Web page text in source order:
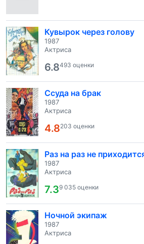
Кувырок через голову
1987
Актриса
6.8493 оценки
Ссуда на брак
1987
Актриса
4.8203 оценки
Раз на раз не
1987
Актриса
7.39 035 оценки
Ночной экипаж
1987
Актриса